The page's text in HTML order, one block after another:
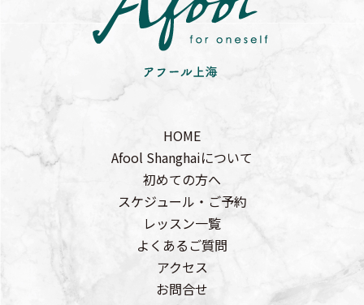
HOME
Afool Shanghaiについて
初めての方へ
スケジュール・ご予約
レッスン一覧
よくあるご質問
アクセス
お問合せ